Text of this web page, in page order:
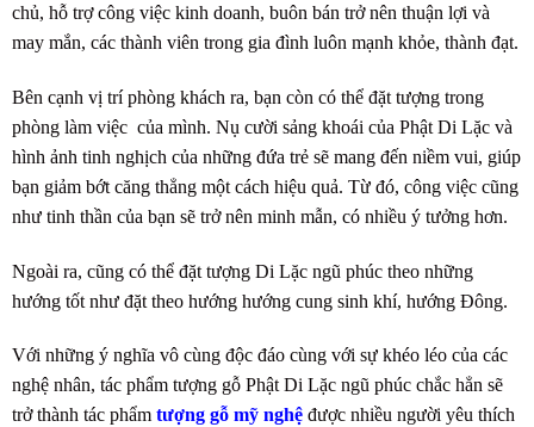
chủ, hỗ trợ công việc kinh doanh, buôn bán trở nên thuận lợi và
may mắn, các thành viên trong gia đình luôn mạnh khỏe, thành đạt.
Bên cạnh vị trí phòng khách ra, bạn còn có thể đặt tượng trong
phòng làm việc của mình. Nụ cười sảng khoái của Phật Di Lặc và
hình ảnh tinh nghịch của những đứa trẻ sẽ mang đến niềm vui, giúp
bạn giảm bớt căng thẳng một cách hiệu quả. Từ đó, công việc cũng
như tinh thần của bạn sẽ trở nên minh mẫn, có nhiều ý tưởng hơn.
Ngoài ra, cũng có thể đặt tượng Di Lặc ngũ phúc theo những
hướng tốt như đặt theo hướng hướng cung sinh khí, hướng Đông.
Với những ý nghĩa vô cùng độc đáo cùng với sự khéo léo của các
nghệ nhân, tác phẩm tượng gỗ Phật Di Lặc ngũ phúc chắc hẳn sẽ
trở thành tác phẩm tượng gỗ mỹ nghệ được nhiều người yêu thích